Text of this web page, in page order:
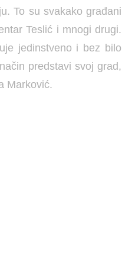
To su svakako građani
Teslić i mnogi drugi.
jedinstveno i bez bilo
predstavi svoj grad,
Marković.